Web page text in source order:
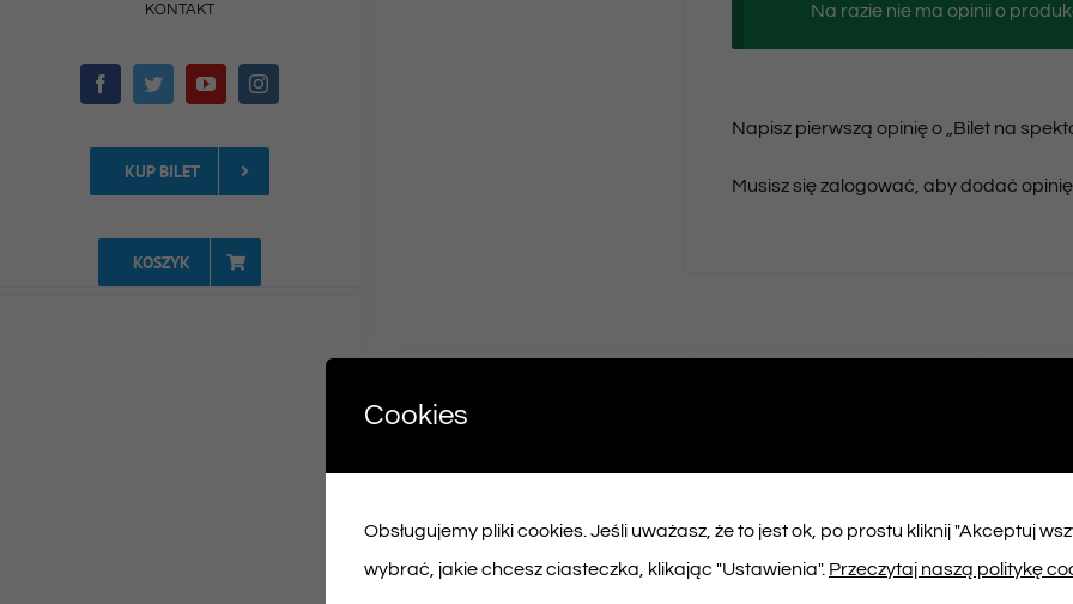
KONTAKT
KUP BILET
KOSZYK
Na razie nie ma opinii o
Napisz pierwszą opinię o „Bilet na
Musisz sięzalogować , aby dodać opinię.
Podobne produkty
Cookies
Obsługujemy pliki cookies. Jeśli uważasz, że to jest ok, po prostu kliknij "Akceptuj
wybrać, jakie chcesz ciasteczka, klikając "Ustawienia". Przeczytaj naszą politykę